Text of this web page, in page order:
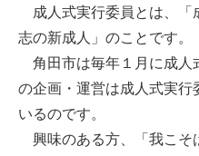
成人式実行委員とは、「
志の新成人」のことです。
角田市は毎年１月に成人
の企画・運営は成人式実行
いるのです。
興味のある方、「我こそ